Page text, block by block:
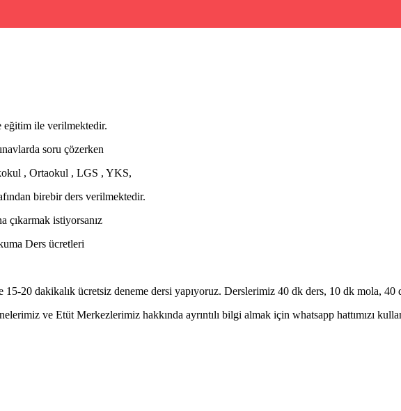
eğitim ile verilmektedir.
soru çözerken
, Ortaokul , LGS , YKS,
birebir ders verilmektedir.
çıkarmak istiyorsanız
Ders ücretleri
20 dakikalık ücretsiz deneme dersi yapıyoruz. Derslerimiz 40 dk ders, 10 dk mola,
ve Etüt Merkezlerimiz hakkında ayrıntılı bilgi almak için whatsapp hattımızı